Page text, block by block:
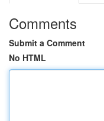
Comments
Submit a Comment
No HTML